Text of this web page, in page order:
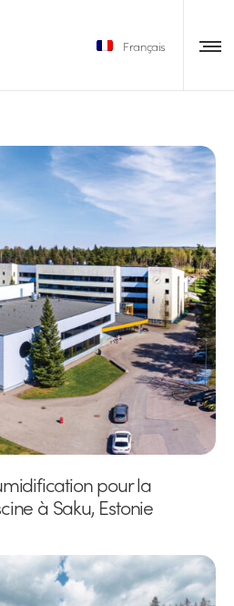
Français
pour la
à Saku, Estonie